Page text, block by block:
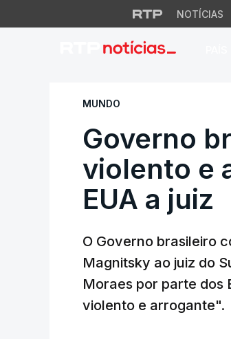
NOTÍCIAS
Governo
MUNDO
Governo
violento e
EUA a juiz
O Governo brasileiro
Magnitsky ao juiz do
Moraes por parte dos
violento e arrogante".